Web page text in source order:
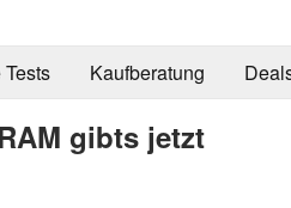
Kaufberatung
gibts jetzt